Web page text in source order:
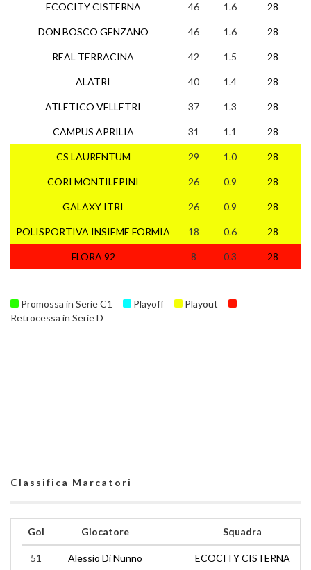
ECOCITY CISTERNA
DON BOSCO GENZANO
REAL TERRACINA
ALATRI
ATLETICO VELLETRI
CAMPUS APRILIA
CS LAURENTUM
CORI MONTILEPINI
GALAXY ITRI
POLISPORTIVA INSIEME FORMIA
FLORA 92
46 1.6 28
46 1.6 28
42 1.5 28
40 1.4 28
37 1.3 28
31 1.1 28
29 1.0 28
26 0.9 28
26 0.9 28
18 0.6 28
8 0.3 28
Promossa in Serie C1 Playoff
Playout
Retrocessa in Serie D
Classifica Marcatori
Gol Giocatore Squadra
51 Alessio Di Nunno ECOCITY CISTERNA